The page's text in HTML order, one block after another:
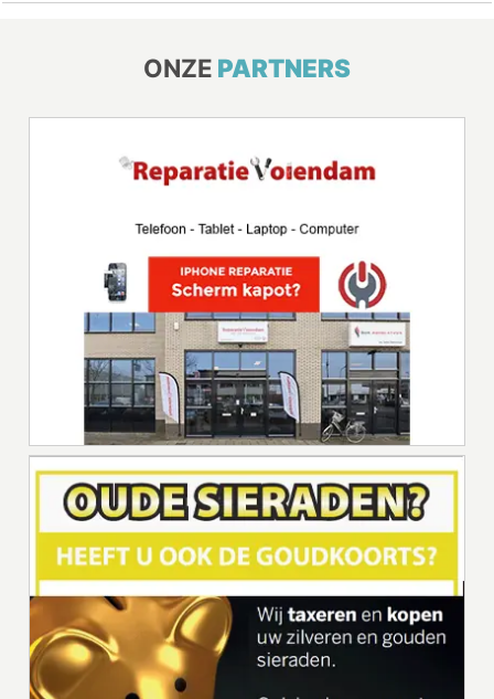
ONZE PARTNERS